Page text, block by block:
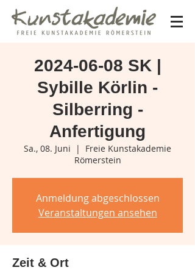
2024-06-08 SK |
Sybille Körlin -
Silberring -
Anfertigung
Sa., 08. Juni
  |
Freie Kunstakademie
Römerstein
Anmeldung abgeschlossen
Veranstaltungen ansehen
Zeit & Ort